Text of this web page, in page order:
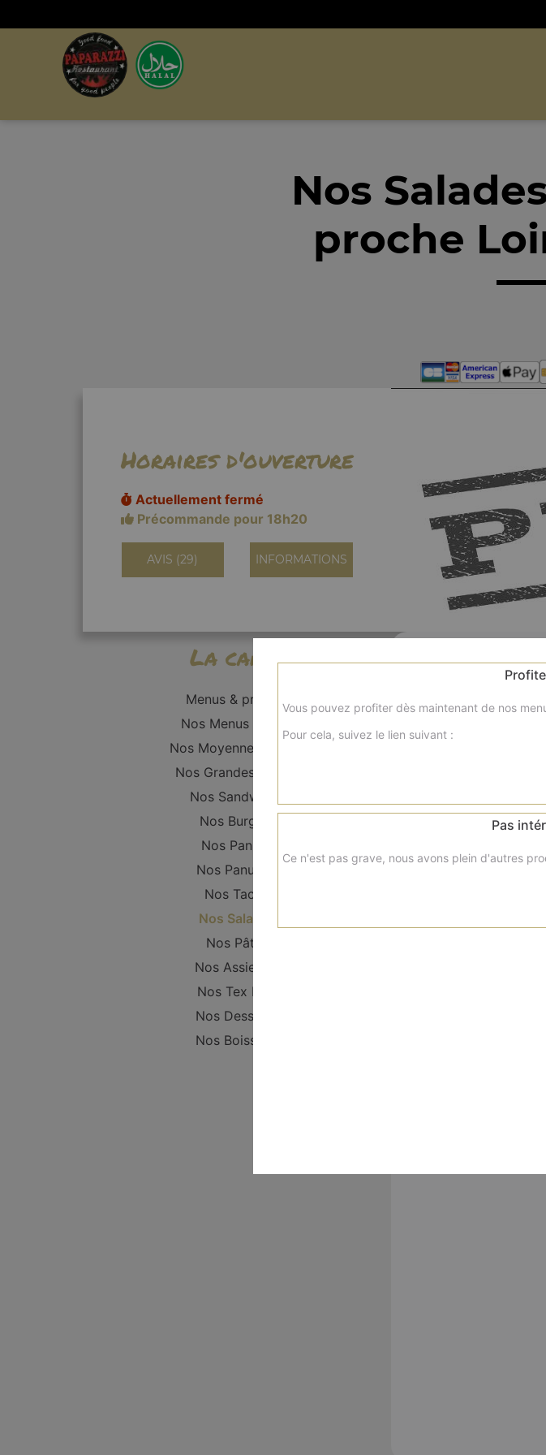
Nos
proche
Horaires d'ouverture
Actuellement fermé
Précommande pour 18h20
AVIS (29) INFORMATIONS
La carte
Menus & promos
Nos Menus Enfant
Nos Moyennes Pizzas
Nos Grandes Pizzas
Nos Sandwichs
Nos Burgers
Nos Paninis
Nos Panuzzo
Nos Tacos
Nos Salades
Nos Pâtes
Nos Assiettes
Nos Tex Mex
Nos Desserts
Nos Boissons
Salade mixte
Salade chèvre
Salade, tomates
Vous pouvez profiter dès maintenant de nos
Pour cela, suivez le lien suivant :
Pas
Ce n'est pas grave, nous avons plein d'autres